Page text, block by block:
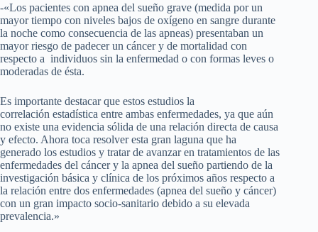
-«Los pacientes con apnea del sueño grave (medida por un
mayor tiempo con niveles bajos de oxígeno en sangre durante
la noche como consecuencia de las apneas) presentaban un
mayor riesgo de padecer un cáncer y de mortalidad con
respecto a individuos sin la enfermedad o con formas leves o
moderadas de ésta.
Es importante destacar que estos estudios la
correlación estadística entre ambas enfermedades, ya que aún
no existe una evidencia sólida de una relación directa de causa
y efecto. Ahora toca resolver esta gran laguna que ha
generado los estudios y tratar de avanzar en tratamientos de las
enfermedades del cáncer y la apnea del sueño partiendo de la
investigación básica y clínica de los próximos años respecto a
la relación entre dos enfermedades (apnea del sueño y cáncer)
con un gran impacto socio-sanitario debido a su elevada
prevalencia.»